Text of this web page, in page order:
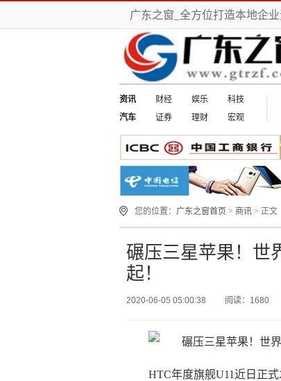
广东之窗_全方位打造本地企
资讯 财经 娱乐
科技
汽车
证券 理财 宏观
您的位置： 广东之窗首页 > 商讯 > 正文
碾压三星苹果！世
起！
2020-06-05 05:00:38 阅读：1680
HTC年度旗舰U11近日正